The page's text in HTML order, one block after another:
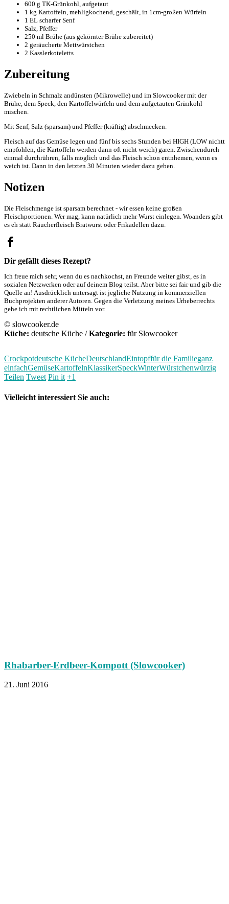
600 g TK-Grünkohl, aufgetaut
1 kg Kartoffeln, mehligkochend, geschält, in 1cm-großen Würfeln
1 EL scharfer Senf
Salz, Pfeffer
250 ml Brühe (aus gekörnter Brühe zubereitet)
2 geräucherte Mettwürstchen
2 Kasslerkoteletts
Zubereitung
Zwiebeln in Schmalz andünsten (Mikrowelle) und im Slowcooker mit der
Brühe, dem Speck, den Kartoffelwürfeln und dem aufgetauten Grünkohl
mischen.
Mit Senf, Salz (sparsam) und Pfeffer (kräftig) abschmecken.
Fleisch auf das Gemüse legen und fünf bis sechs Stunden bei HIGH (LOW nichtt
empfohlen, die Kartoffeln werden dann oft nicht weich) garen. Zwischendurch
einmal durchrühren, falls möglich und das Fleisch schon entnhemen, wenn es
weich ist. Dann in den letzten 30 Minuten wieder dazu geben.
Notizen
Die Fleischmenge ist sparsam berechnet - wir essen keine großen
Fleischportionen. Wer mag, kann natürlich mehr Wurst einlegen. Woanders gibt
es eh statt Räucherfleisch Bratwurst oder Frikadellen dazu.
Dir gefällt dieses Rezept?
Ich freue mich sehr, wenn du es nachkochst, an Freunde weiter gibst, es in
sozialen Netzwerken oder auf deinem Blog teilst. Aber bitte sei fair und gib die
Quelle an! Ausdrücklich untersagt ist jegliche Nutzung in kommerziellen
Buchprojekten anderer Autoren. Gegen die Verletzung meines Urheberrechts
gehe ich mit rechtlichen Mitteln vor.
© slowcooker.de
Küche: deutsche Küche / Kategorie: für Slowcooker
Crockpotdeutsche KücheDeutschlandEintopffür die Familieganz
einfachGemüseKartoffelnKlassikerSpeckWinterWürstchenwürzig
Teilen Tweet Pin it +1
Vielleicht interessiert Sie auch:
Rhabarber-Erdbeer-Kompott (Slowcooker)
21. Juni 2016